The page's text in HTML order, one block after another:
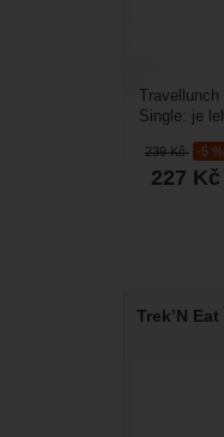
239Kč -5 %
227 Kč
Single: je
Trek’N